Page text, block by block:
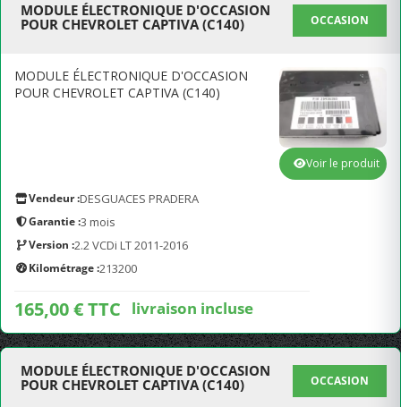
MODULE ÉLECTRONIQUE D'OCCASION
POUR CHEVROLET CAPTIVA (C140)
OCCASION
MODULE ÉLECTRONIQUE D'OCCASION
POUR CHEVROLET CAPTIVA (C140)
Vendeur :DESGUACES PRADERA
Garantie :3 mois
Version :2.2 VCDi LT 2011-2016
Kilométrage :213200
165,00 € TTC livraison incluse
Voir le produit
MODULE ÉLECTRONIQUE D'OCCASION
POUR CHEVROLET CAPTIVA (C140)
OCCASION